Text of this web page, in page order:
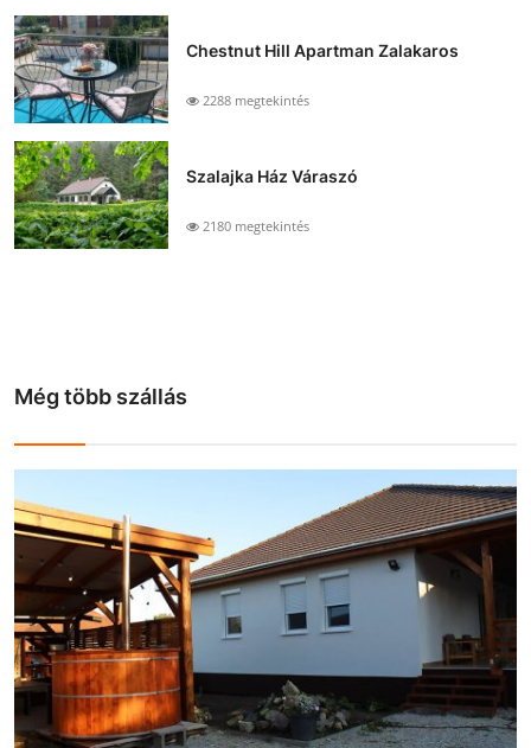
Chestnut Hill Apartman Zalakaros
2288 megtekintés
Szalajka Ház Váraszó
2180 megtekintés
Még több szállás